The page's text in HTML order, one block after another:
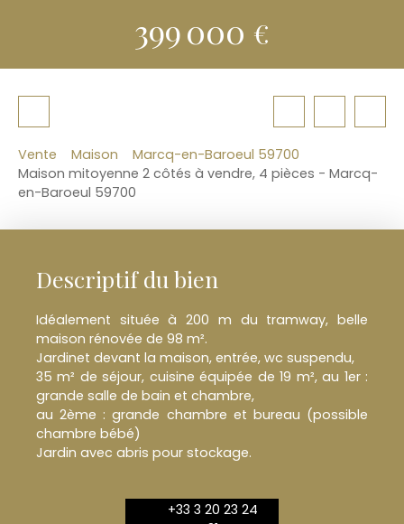
399 000 €
Vente Maison
Marcq-en-Baroeul 59700
Maison mitoyenne 2 côtés à vendre, 4 pièces - Marcq-
en-Baroeul 59700
Descriptif du bien
Idéalement située à 200 m du tramway, belle
maison rénovée de 98 m².
Jardinet devant la maison, entrée, wc suspendu,
35 m² de séjour, cuisine équipée de 19 m², au 1er :
grande salle de bain et chambre,
au 2ème : grande chambre et bureau (possible
chambre bébé)
Jardin avec abris pour stockage.
+33 3 20 23 24